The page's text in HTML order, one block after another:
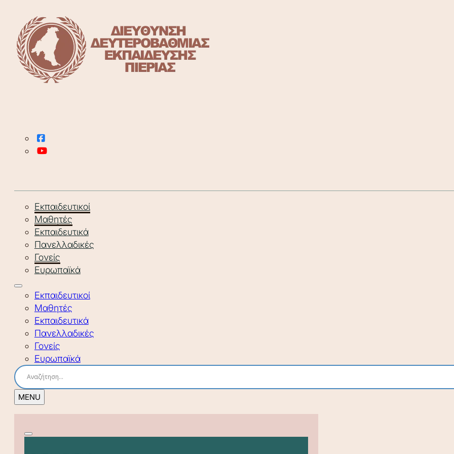
Εκπαιδευτικοί
Μαθητές
Εκπαιδευτικά
Πανελλαδικές
Γονείς
Ευρωπαϊκά
Εκπαιδευτικοί
Μαθητές
Εκπαιδευτικά
Πανελλαδικές
Γονείς
Ευρωπαϊκά